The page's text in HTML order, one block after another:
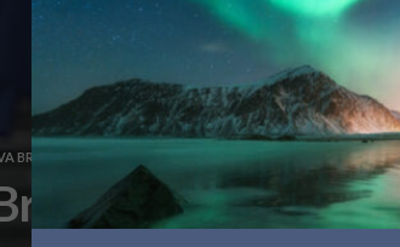
BRUXELLES
estate di